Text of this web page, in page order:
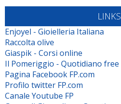
LINKS
Enjoyel - Gioielleria Italiana
Raccolta olive
Giaspik - Corsi online
Il Pomeriggio - Quotidiano free
Pagina Facebook FP.com
Profilo twitter FP.com
Canale Youtube FP